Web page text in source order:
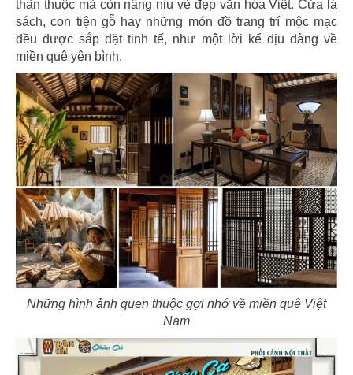
thân thuộc mà còn nâng niu vẻ đẹp văn hóa Việt. Cửa lá
sách, con tiện gỗ hay những món đồ trang trí mộc mạc
đều được sắp đặt tinh tế, như một lời kể dịu dàng về
miền quê yên bình.
Những hình ảnh quen thuộc gợi nhớ về miền quê Việt
Nam
11
KOI THÉ
CN Biên Hòa
12
KOI CAFÉ
CN Nguyễn Đức Cảnh
13
KOI THÉ
CN Nguyễn Gia Trí
14
KOI CAFÉ
CN Q.3
15